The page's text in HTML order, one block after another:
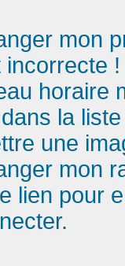
mon
incorrecte !
horaire
la
une
mon
lien pour